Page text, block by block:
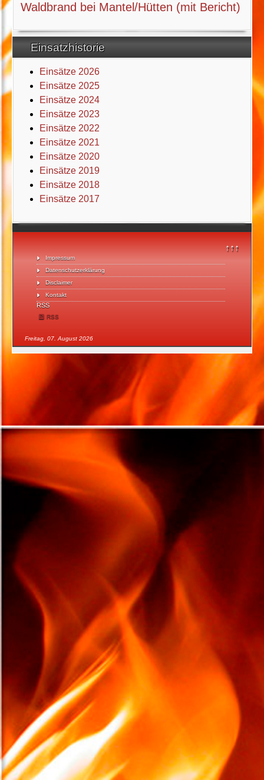
↑↑↑
Impressum
Datenschutzerklärung
Disclaimer
Kontakt
RSS
RSS
Freitag, 07. August 2026
Waldbrand bei Mantel/Hütten (mit Bericht)
Einsatzhistorie
Einsätze 2026
Einsätze 2025
Einsätze 2024
Einsätze 2023
Einsätze 2022
Einsätze 2021
Einsätze 2020
Einsätze 2019
Einsätze 2018
Einsätze 2017